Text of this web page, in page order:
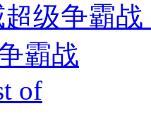
级争霸战